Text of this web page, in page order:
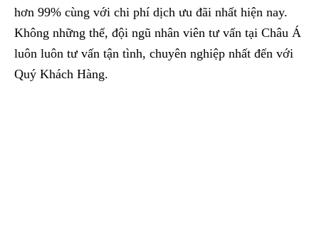
hơn 99% cùng với chi phí dịch ưu đãi nhất hiện nay.
Không những thế, đội ngũ nhân viên tư vấn tại Châu Á
luôn luôn tư vấn tận tình, chuyên nghiệp nhất đến với
Quý Khách Hàng.